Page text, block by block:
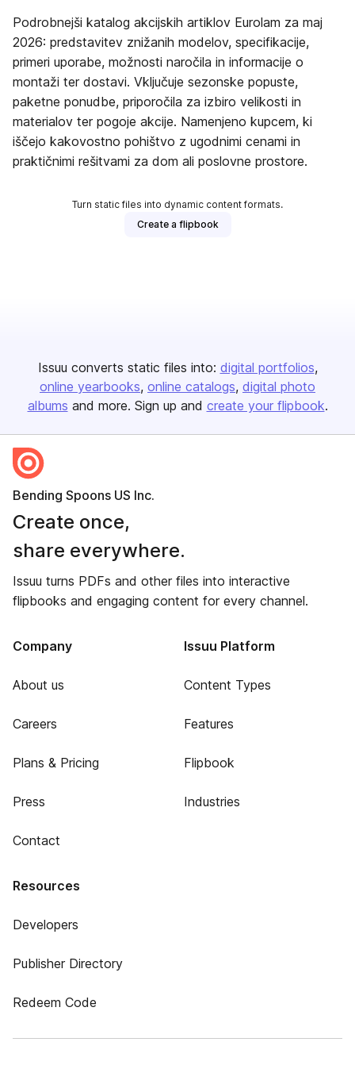
Podrobnejši katalog akcijskih artiklov Eurolam za maj
2026: predstavitev znižanih modelov, specifikacije,
primeri uporabe, možnosti naročila in informacije o
montaži ter dostavi. Vključuje sezonske popuste,
paketne ponudbe, priporočila za izbiro velikosti in
materialov ter pogoje akcije. Namenjeno kupcem, ki
iščejo kakovostno pohištvo z ugodnimi cenami in
praktičnimi rešitvami za dom ali poslovne prostore.
Turn static files into dynamic content formats.
Create a flipbook
Issuu converts static files into: digital portfolios
online yearbooks online catalogs digital photo
albums and more. Sign up and create your flipbook.
Bending Spoons US Inc.
Create once,
share everywhere.
Issuu turns PDFs and other files into interactive
flipbooks and engaging content for every channel.
Company
About us
Careers
Plans & Pricing
Press
Contact
Issuu Platform
Content Types
Features
Flipbook
Industries
Resources
Developers
Publisher Directory
Redeem Code